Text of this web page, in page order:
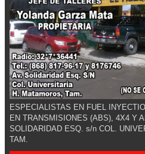
ESPECIALISTAS EN FUEL
EN TRANSMISIONES (ABS), 4X4 Y
SOLIDARIDAD ESQ. s/n COL.
TAM.